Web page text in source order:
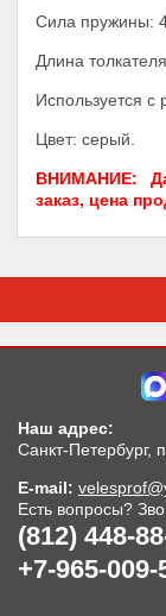
Сила пружины:
Длина
Используется
Цвет: серый.
ВНИМАНИЕ:
заказ, цена
Наш адрес:
Санкт-Петербург,
E-mail:
Есть вопросы?
(812) 448-
+7-965-009-